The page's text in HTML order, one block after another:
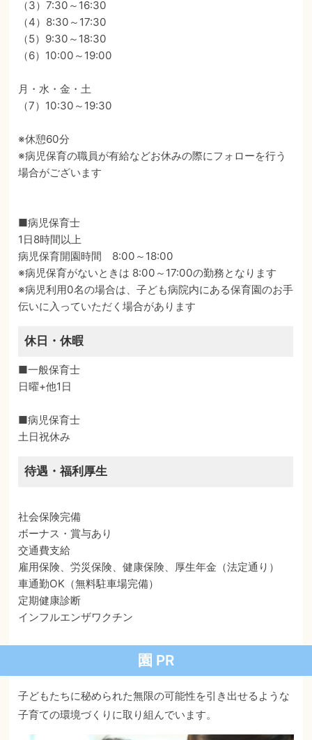
（3）7:30～16:30
（4）8:30～17:30
（5）9:30～18:30
（6）10:00～19:00
月・水・金・土
（7）10:30～19:30
※休憩60分
※病児保育の職員が有給などお休みの際にフォローを行う
場合がございます
■病児保育士
1日8時間以上
病児保育開園時間 8:00～18:00
※病児保育がないときは 8:00～17:00の勤務となります
※病児利用0名の場合は、子ども病院内にある保育園のお手
伝いに入っていただく場合があります
休日・休暇
■一般保育士
日曜+他1日
■病児保育士
土日祝休み
待遇・福利厚生
社会保険完備
ボーナス・賞与あり
交通費支給
雇用保険、労災保険、健康保険、厚生年金（法定通り）
車通勤OK（無料駐車場完備）
定期健康診断
インフルエンザワクチン
園 PR
子どもたちに秘められた無限の可能性を引き出せるような
子育ての環境づくりに取り組んでいます。